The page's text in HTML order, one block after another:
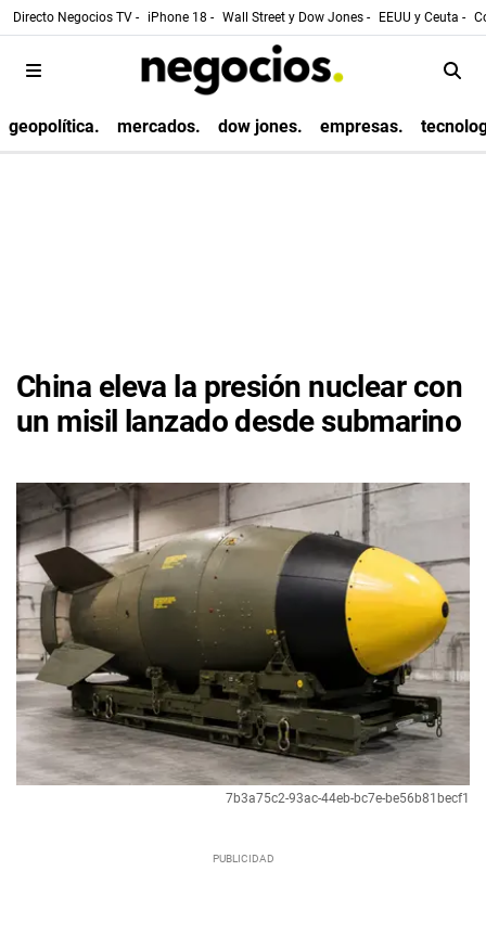
Directo Negocios TV - iPhone 18 - Wall Street y Dow Jones - EEUU y Ceuta -
geopolítica. mercados. dow jones. empresas.
China eleva la presión nuclear con
un misil lanzado desde submarino
7b3a75c2-93ac-44eb-bc7e-be56b81becf1